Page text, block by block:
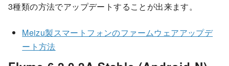
3種類の方法でアップデートすることが出来ます。
Meizu製スマートフォンのファームウェアアップデ
ート方法